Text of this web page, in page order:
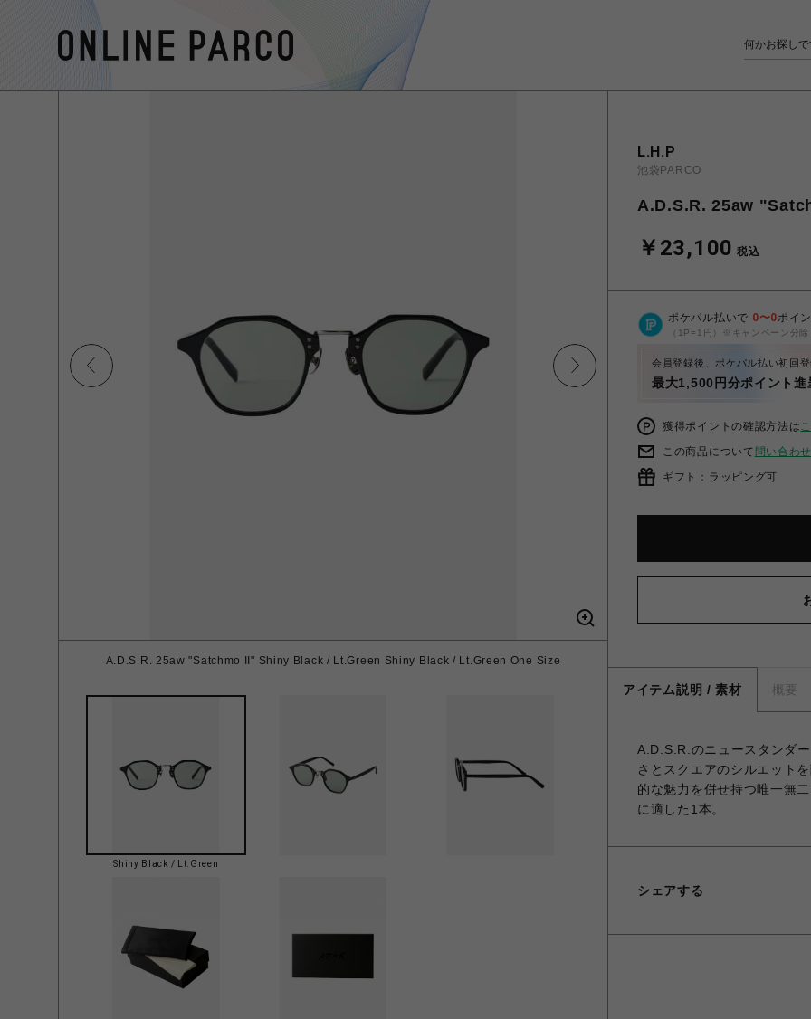
A.D.S.R. 25aw "Satchmo II" Shiny Black / Lt.Green Shiny Black / Lt.Green One Size
Shiny Black / Lt.Green
L.H.P
池袋PARCO
A.D.S.R. 25aw
￥23,100 税込
ポケパル払いで 0〜0ポイ
（1P=1円）※キャンペーン分除
会員登録後、ポケパル払い初回
最大1,500円分ポイント進
獲得ポイントの確認方法は
この商品について 問い合わ
ギフト：ラッピング可
アイテム説明 / 素材 概要
A.D.S.R.のニュースタンダ
さとスクエアのシルエット
的な魅力を併せ持つ唯一無
に適した1本。
シェアする